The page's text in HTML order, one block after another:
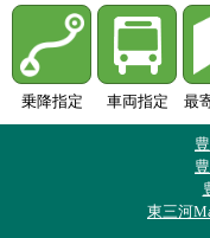
乗降指定 車両指定 最
東三河